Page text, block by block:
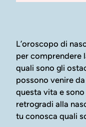
L’oroscopo di
per comprendere
quali sono gli
possono venire
questa vita e
retrogradi alla
tu conosca quali